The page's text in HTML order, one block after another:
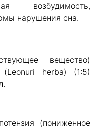
возбудимость,
нарушения сна.
вещество)
(Leonuri herba) (1:5)
(пониженное